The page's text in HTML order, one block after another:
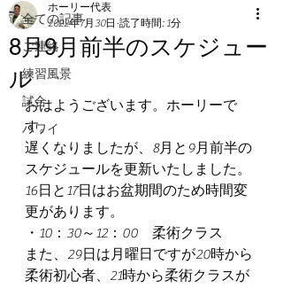
全ての記事
ご連絡
練習風景
試合
ハワイ
8月9月前半のスケジュー
ル
ホーリー代表
2022年7月30日 読了時間: 1分
おはようございます。ホーリーで
す。
遅くなりましたが、8月と9月前半の
スケジュールを更新いたしました。
16日と17日はお盆期間のため時間変
更があります。
・10：30～12：00　柔術クラス
また、29日は月曜日ですが20時から
柔術初心者、21時から柔術クラスが